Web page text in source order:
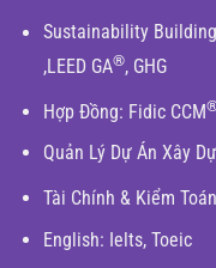
Sustainability Building
,LEED GA®, GHG
Hợp Đồng: Fidic CCM
Quản Lý Dự Án Xây
Tài Chính & Kiểm Toán
English: Ielts, Toeic